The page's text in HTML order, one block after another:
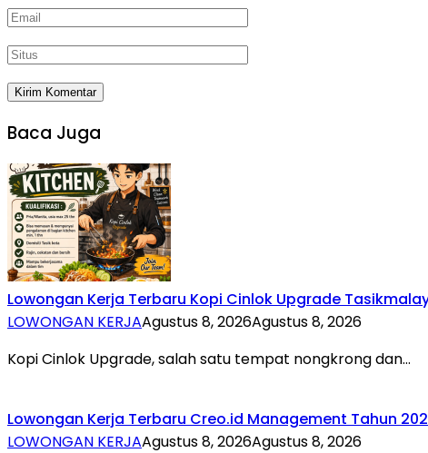
Baca Juga
Lowongan Kerja Terbaru Kopi Cinlok Upgrade
LOWONGAN KERJAAgustus 8, 2026Agustus 8, 2026
Kopi Cinlok Upgrade, salah satu tempat nongkrong dan…
Lowongan Kerja Terbaru Creo.id Management Tahun
LOWONGAN KERJAAgustus 8, 2026Agustus 8, 2026